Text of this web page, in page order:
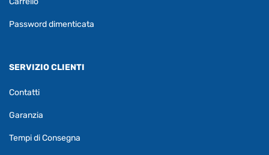
Password dimenticata
SERVIZIO CLIENTI
Contatti
Garanzia
Tempi di Consegna